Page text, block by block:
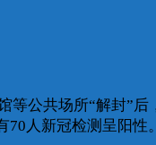
公共场所“解封”
人新冠检测呈阳性。